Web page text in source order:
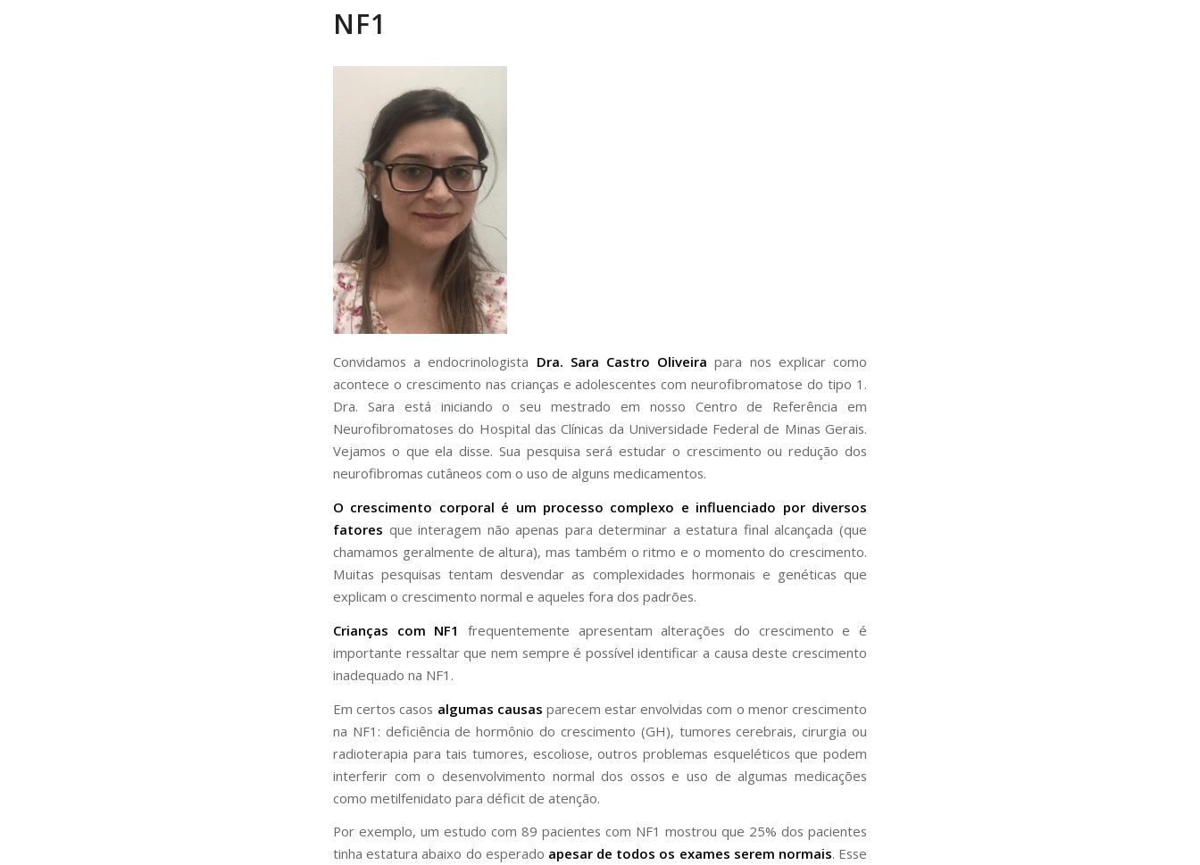
NF1
Convidamos a endocrinologista Dra. Sara Castro Oliveira para nos explicar como
acontece o crescimento nas crianças e adolescentes com neurofibromatose do tipo 1.
Dra. Sara está iniciando o seu mestrado em nosso Centro de Referência em
Neurofibromatoses do Hospital das Clínicas da Universidade Federal de Minas Gerais.
Vejamos o que ela disse. Sua pesquisa será estudar o crescimento ou redução dos
neurofibromas cutâneos com o uso de alguns medicamentos.
O crescimento corporal é um processo complexo e influenciado por diversos
fatores que interagem não apenas para determinar a estatura final alcançada (que
chamamos geralmente de altura), mas também o ritmo e o momento do crescimento.
Muitas pesquisas tentam desvendar as complexidades hormonais e genéticas que
explicam o crescimento normal e aqueles fora dos padrões.
Crianças com NF1
frequentemente apresentam alterações do crescimento e é
importante ressaltar que nem sempre é possível identificar a causa deste crescimento
inadequado na NF1.
Em certos casos algumas causas parecem estar envolvidas com o menor crescimento
na NF1: deficiência de hormônio do crescimento (GH), tumores cerebrais, cirurgia ou
radioterapia para tais tumores, escoliose, outros problemas esqueléticos que podem
interferir com o desenvolvimento normal dos ossos e uso de algumas medicações
como metilfenidato para déficit de atenção.
Por exemplo, um estudo com 89 pacientes com NF1 mostrou que 25% dos pacientes
tinha estatura abaixo do esperado apesar de todos os exames serem normais. Esse